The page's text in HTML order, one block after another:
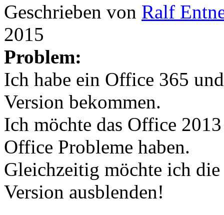
Geschrieben von Ralf
2015
Problem:
Ich habe ein Office 365
Version bekommen.
Ich möchte das Office
Office Probleme haben.
Gleichzeitig möchte ich
Version ausblenden!